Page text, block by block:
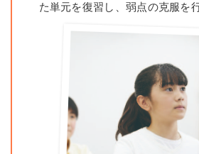
た単元を復習し、弱点の克服を